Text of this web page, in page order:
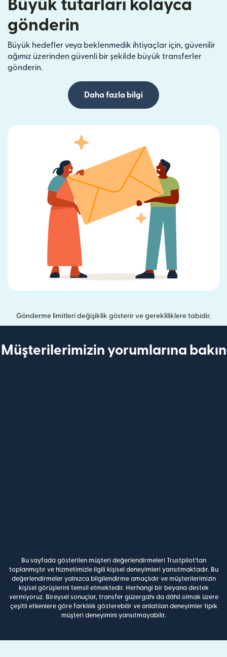
Büyük tutarları kolayca
gönderin
Büyük hedefler veya beklenmedik ihtiyaçlar için, güvenilir
ağımız üzerinden güvenli bir şekilde büyük transferler
gönderin.
Daha fazla bilgi
Gönderme limitleri değişiklik gösterir ve gerekliliklere tabidir.
Müşterilerimizin yorumlarına bakın
Bu sayfada gösterilen müşteri değerlendirmeleri Trustpilot'tan
toplanmıştır ve hizmetimizle ilgili kişisel deneyimleri yansıtmaktadır. Bu
değerlendirmeler yalnızca bilgilendirme amaçlıdır ve müşterilerimizin
kişisel görüşlerini temsil etmektedir. Herhangi bir beyana destek
vermiyoruz. Bireysel sonuçlar, transfer güzergahı da dâhil olmak üzere
çeşitli etkenlere göre farklılık gösterebilir ve anlatılan deneyimler tipik
müşteri deneyimini yansıtmayabilir.